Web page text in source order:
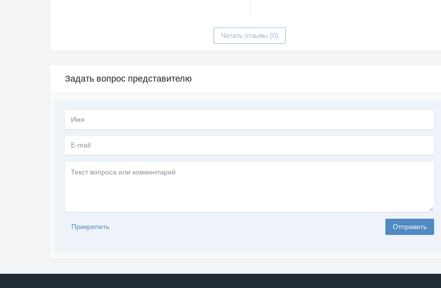
Читать отзывы (0)
Задать вопрос представителю
вопроса
Отправить
Прикрепить